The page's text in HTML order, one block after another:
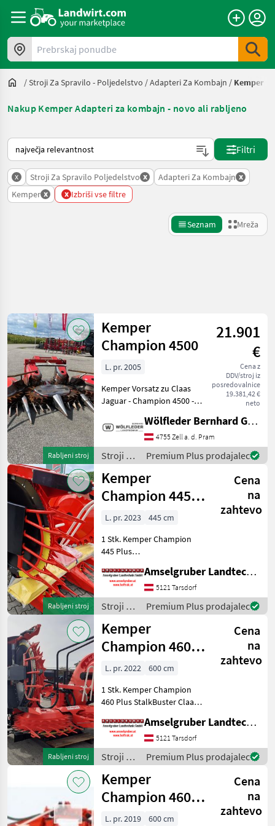
Prebrskaj ponudbe
/Stroji Za Spravilo - Poljedelstvo /Adapteri Za Kombajn / Kemper
Nakup Kemper Adapteri za kombajn - novo ali rabljeno
Tako je razvrščeno na Landwirt.com
Filtri
x Stroji Za Spravilo Poljedelstvo x Adapteri Za Kombajn x
Kemper x x Izbriši vse filtre
Seznam Mreža
Kategorija 4 Država
TRENUTNA
POT
Kmetijska
tehnika
Stroji Za
Spravilo
Poljedelstvo
Adapteri
Za
Kombajn
Kemper
IZBERITE
KATEGORIJO
Kemper
Claas
Krone
Geringhoff
New Holland
John Deere
Prikaži
vse
(30)
MODEL
360
Ponastavi
Prikaži 93
rezultatov
Rabljeni stroj
Kemper
Champion 4500
21.901
€
Cena z
DDV/stroj iz
posredovalnice
19.381,42 €
neto
L. pr. 2005
Kemper Vorsatz zu Claas
Jaguar - Champion 4500 - Bj
- reihenunabhängig -
hydraulisch klappbar -
Lagermaisschnecken - für
Claas J
Wölfleder Bernhard GmbH
4755 Zell a. d. Pram
Stroji za
spravilo
-
poljedelstvo
/
Kemper
Premium Plus prodajalec
Rabljeni stroj
Kemper
Champion 445
plus NEU
passend zu Claas
Cena
na
zahtevo
L. pr. 2023
445 cm
1 Stk. Kemper Champion
445 Plus
Mähvorsatz) ZUM
SONDERPREIS mit
Flüssigkeitsgekühlter
Anfahrkupplung Passend
zu Claas Serie 494 aufwärts
Bis z
Amselgruber Landtechnik GmbH
5121 Tarsdorf
Stroji za
spravilo
-
poljedelstvo
/
Kemper
Premium Plus prodajalec
Rabljeni stroj
Kemper
Champion 460
Plus StalkBuster
Cena
na
zahtevo
L. pr. 2022
600 cm
1 Stk. Kemper Champion
460 Plus StalkBuster Claas
Paket Pendelrahmen fertig
für Fahrwerk
Multispeedgetriebe mit
Schnellkuppler Standard
Amselgruber Landtechnik GmbH
5121 Tarsdorf
Stroji za
spravilo
-
poljedelstvo
/
Kemper
Premium Plus prodajalec
Kemper
Champion 460
plus z
Cena
na
zahtevo
L. pr. 2019
600 cm